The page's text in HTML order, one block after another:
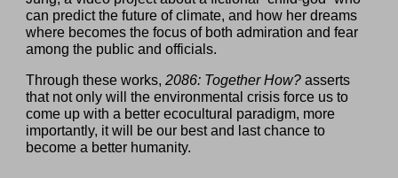
can predict the future of climate, and how her dreams
where becomes the focus of both admiration and fear
among the public and officials.
Through these works,2086: Together How? asserts
that not only will the environmental crisis force us to
come up with a better ecocultural paradigm, more
importantly, it will be our best and last chance to
become a better humanity.